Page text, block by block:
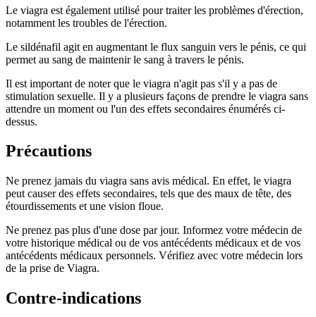
Le viagra est également utilisé pour traiter les problèmes d'érection,
notamment les troubles de l'érection.
Le sildénafil agit en augmentant le flux sanguin vers le pénis, ce qui
permet au sang de maintenir le sang à travers le pénis.
Il est important de noter que le viagra n'agit pas s'il y a pas de
stimulation sexuelle. Il y a plusieurs façons de prendre le viagra sans
attendre un moment ou l'un des effets secondaires énumérés ci-
dessus.
Précautions
Ne prenez jamais du viagra sans avis médical. En effet, le viagra
peut causer des effets secondaires, tels que des maux de tête, des
étourdissements et une vision floue.
Ne prenez pas plus d'une dose par jour. Informez votre médecin de
votre historique médical ou de vos antécédents médicaux et de vos
antécédents médicaux personnels. Vérifiez avec votre médecin lors
de la prise de Viagra.
Contre-indications